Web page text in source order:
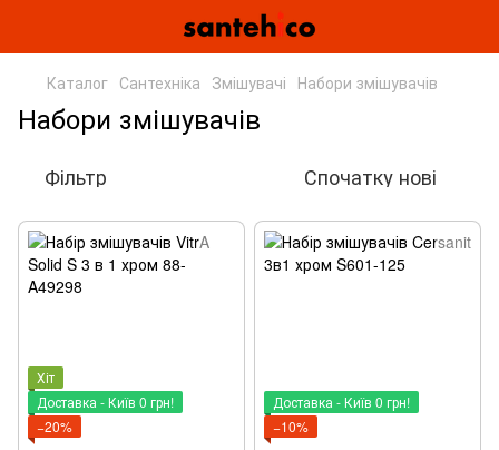
Каталог Сантехніка Змішувачі Набори змішувачів
Набори змішувачів
Фільтр Спочатку нові
Хіт
Доставка - Київ 0 грн!
−20%
Доставка - Київ 0 грн!
−10%